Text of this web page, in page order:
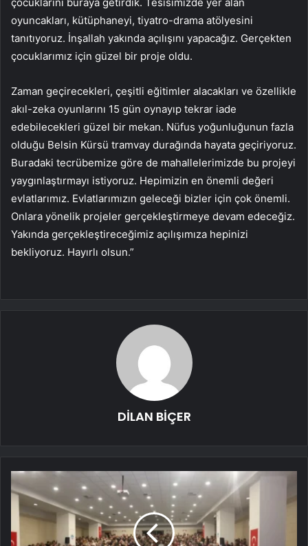
oyuncakları, kütüphaneyi, tiyatro-drama atölyesini
tanıtıyoruz. İnşallah yakında açılışını yapacağız. Gerçekten
çocuklarımız için güzel bir proje oldu.
Zaman geçirecekleri, çeşitli eğitimler alacakları ve özellikle
akıl-zeka oyunlarını 15 gün oynayıp tekrar iade
edebilecekleri güzel bir mekan. Nüfus yoğunluğunun fazla
olduğu Belsin Kürsü tramvay durağında hayata geçiriyoruz.
Buradaki tecrübemize göre de mahallelerimizde bu projeyi
yaygınlaştırmayı istiyoruz. Hepimizin en önemli değeri
evlatlarımız. Evlatlarımızın geleceği bizler için çok önemli.
Onlara yönelik projeler gerçekleştirmeye devam edeceğiz.
Yakında gerçekleştireceğimiz açılışımıza hepinizi
bekliyoruz. Hayırlı olsun.”
DİLAN BİÇER